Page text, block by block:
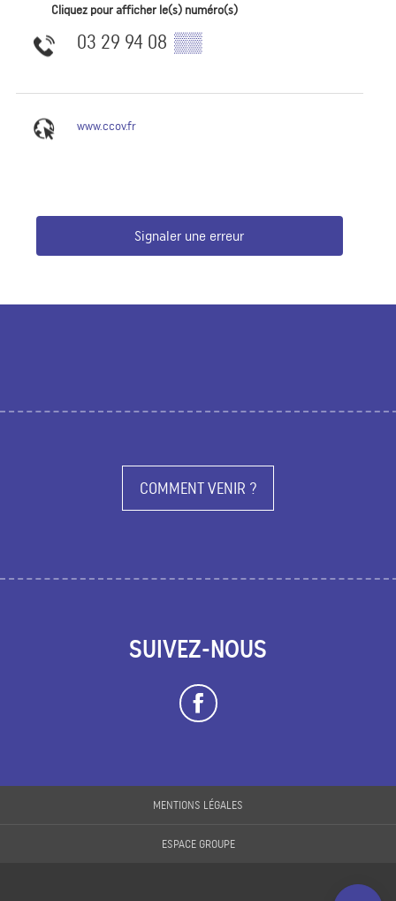
email
Cliquez pour afficher le(s) numéro(s)
03 29 94 08 ▒▒
www.ccov.fr
Signaler une erreur
COMMENT VENIR ?
SUIVEZ-NOUS
MENTIONS LÉGALES
ESPACE GROUPE